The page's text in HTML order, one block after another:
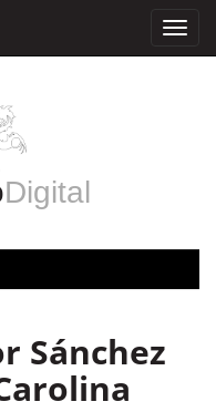
Digital
Sánchez